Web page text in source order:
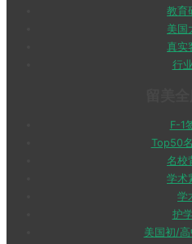
教育
美国
真实
行
F-1
Top50
名校
学术
学
护
美国初/